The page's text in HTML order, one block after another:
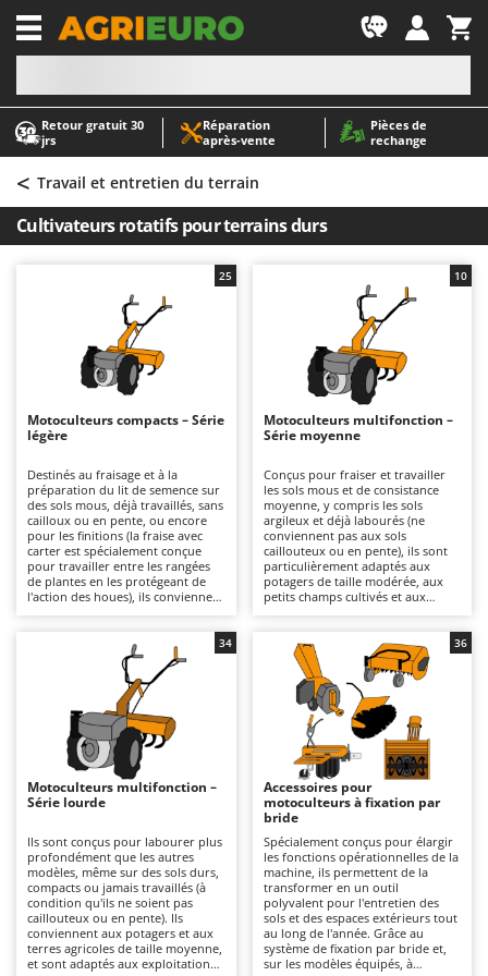
Retour gratuit 30
jrs
Réparation
après‑vente
Pièces de
rechange
-1
A
Abris de jardin
Accessoires pour tracteurs tondeuses autoportés
Aérateurs Scarificateurs pour gazon
Arracheuses de pommes de terre pour tracteur
Aspirateurs - Balais Électriques
Aspirateurs à cendres
Aspirateurs à feuilles sur roues
Aspirateurs de piscine
Atomiseurs agricoles pour tracteurs
Atomiseurs pour traitements
Autolaveuses
Autres produits
B
Balayeuses
Bancs de scie pour le bois - Scies à bûches
Barbecues
Bennes pour tracteur
Brosses pour sols extérieurs
Brouettes à moteur
Broyeurs à axe horizontal pour tracteur
Broyeurs de branches et végétaux
Butteurs pour tracteur
C
Chargeurs de batterie - Démarreurs
Charrues pour tracteur
A
AgriEuro Premium
AgriEuro TOP-LINE
AGT
AL-KO
ALA 2000
Alpina
Ama
Ambrogio Robot
Annovi Reverberi
ANTHBOT
Archman
Ariete
Artus
Attila
Awelco
B
Baesso
Bahco
< Travail et entretien du terrain
Cultivateurs rotatifs pour terrains durs
Motoculteurs compacts – Série
légère
Destinés au fraisage et à la
préparation du lit de semence sur
des sols mous, déjà travaillés, sans
cailloux ou en pente, ou encore
pour les finitions (la fraise avec
carter est spécialement conçue
pour travailler entre les rangées
de plantes en les protégeant de
l'action des houes), ils conviennent
alimentés par un moteur à
essence 4 temps et conviennent à
un usage amateur ou semi-
professionnel sur des surfaces
restreintes, pour des travaux de
labour en profondeur moyenne,
grâce à leur structure légère et
facilement maniable, même dans
des espaces restreints. La
transmission par courroie ou par
engrenages et les boîtes de
vitesses 1+1 ou 2+1 garantissent
qualité de travail est adaptée aux
préparations saisonnières du
potager, avec un rendement
régulier, mais n'est pas destinée à
des utilisations intensives ou
continues. Parfaits pour les
particuliers qui ont besoin d'un
fraisage périodique sans avoir à
affronter des sols durs ou jamais
25
Motoculteurs multifonction –
Série moyenne
Conçus pour fraiser et travailler
les sols mous et de consistance
moyenne, y compris les sols
argileux et déjà labourés (ne
conviennent pas aux sols
caillouteux ou en pente), ils sont
particulièrement adaptés aux
potagers de taille modérée, aux
petits champs cultivés et aux
plus incisive et plus uniforme que
la série légère, avec une meilleure
pénétration et un rendement
opérationnel supérieur. Ils se
distinguent par leur transmission
à engrenages à bain d'huile, plus
solide que les solutions à
courroie, et par leurs boîtes de
vitesses 2+1 ou 3+3 qui permettent
une avance calibrée en fonction
du type de sol, ainsi que par leur
fraise avec carter, spécialement
conçue pour travailler entre les
rangées de plantes en les
protégeant de l'action des houes.
Disponibles avec un moteur 4
temps à essence ou diesel, elles
conviennent à un usage allant du
bricolage au professionnel, pour
des travaux à profondeur
moyenne grâce à leur structure
plus robuste que celle de la série
10
Motoculteurs multifonction –
Série lourde
Ils sont conçus pour labourer plus
profondément que les autres
modèles, même sur des sols durs,
compacts ou jamais travaillés (à
condition qu'ils ne soient pas
caillouteux ou en pente). Ils
conviennent aux potagers et aux
terres agricoles de taille moyenne,
et sont adaptés aux exploitations
34
Accessoires pour
motoculteurs à fixation par
bride
Spécialement conçus pour élargir
les fonctions opérationnelles de la
machine, ils permettent de la
transformer en un outil
polyvalent pour l'entretien des
sols et des espaces extérieurs tout
au long de l'année. Grâce au
système de fixation par bride et,
sur les modèles équipés, à
36